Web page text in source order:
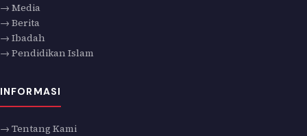
→ Media
→ Berita
→ Ibadah
→ Pendidikan Islam
INFORMASI
→ Tentang Kami